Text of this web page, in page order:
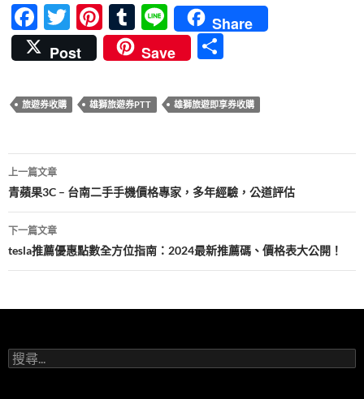
F
ac
e
b
o
o
k
T
w
itt
er
Pi
nt
er
es
t
T
u
m
bl
r
Li
n
e
Share
Post
Save
旅遊券收購 雄獅旅遊券PTT 雄獅旅遊即享券收購
文
章
導
覽
上一篇文章
青蘋果3C – 台南二手手機價格專家，多年經驗，公道評估
下一篇文章
tesla推薦優惠點數全方位指南：2024最新推薦碼、價格表大公開！
搜
尋